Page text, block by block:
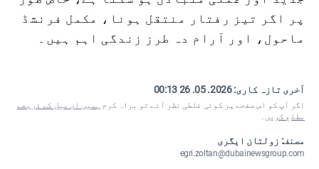
پر اگر تیز رفتار منتقل ہونا، مکمل فرنشڈ
ماحول، اور آرام دہ طرز زندگی اہم ہیں۔
آخری تازہ کاری:2026. 05. 26 00:13
اگر آپ کو اس صفحے پر کوئی غلطی نظر آئے تو براہ کرم ہمیں ای میل کے ذریعے
مطلع کریں ۔
مصنف: زولتان ایگری
egri.zoltan@dubainewsgroup.com